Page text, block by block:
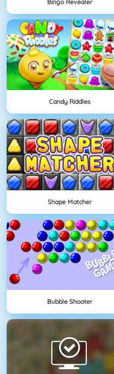
Candy Riddles
Shape Matcher
Bubble Shooter